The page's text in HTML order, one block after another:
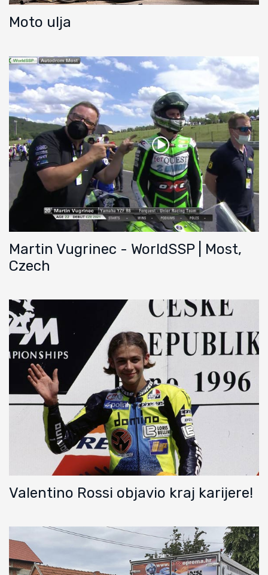
Moto ulja
Martin Vugrinec - WorldSSP | Most,
Czech
Valentino Rossi objavio kraj karijere!